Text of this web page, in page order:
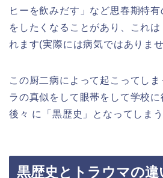
ヒーを飲みだす」など思春期特
をしたくなることがあり、これ
れます(実際には病気ではありませ
この厨二病によって起こってし
ラの真似をして眼帯をして学校
後々 に「黒歴史」となってしま
黒歴史とトラウマの違